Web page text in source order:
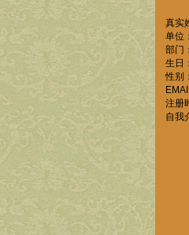
真实
单位
部门：
生日
性别：
注册
自我